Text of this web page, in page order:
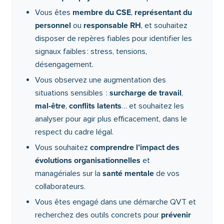
Vous êtes membre du CSE, représentant du
personnel ou responsable RH, et souhaitez
disposer de repères fiables pour identifier les
signaux faibles : stress, tensions,
désengagement.
Vous observez une augmentation des
situations sensibles :surcharge de travail,
mal-être,conflits latents… et souhaitez les
analyser pour agir plus efficacement, dans le
respect du cadre légal.
Vous souhaitezcomprendre l’impact des
évolutions organisationnelles et
managériales sur lasanté mentale de vos
collaborateurs.
Vous êtes engagé dans une démarche QVT et
recherchez des outils concrets pour prévenir